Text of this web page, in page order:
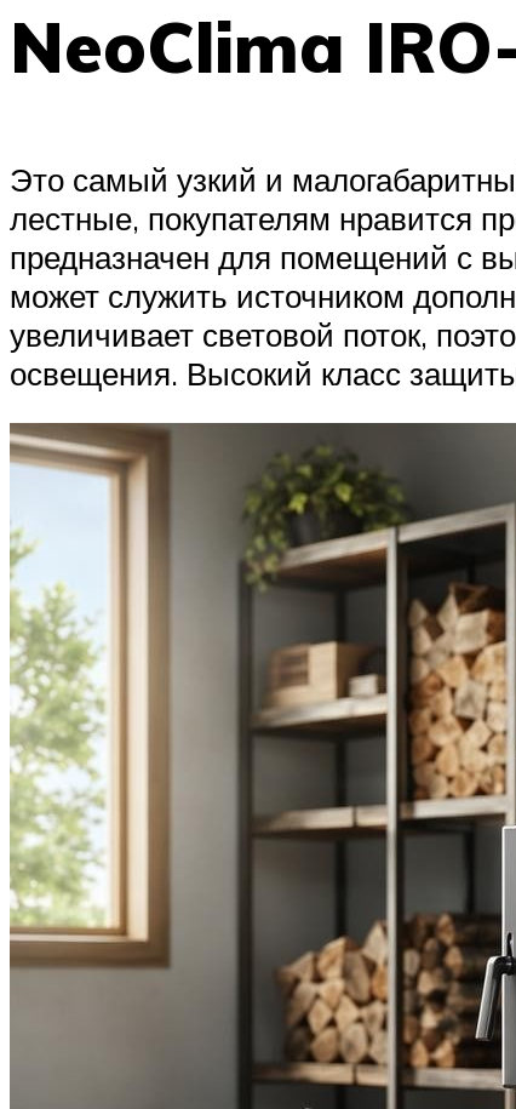
NeoClima
Это самый узкий и
лестные, покупателям нравится
предназначен для помещений с
может служить источником
увеличивает световой поток,
освещения. Высокий класс